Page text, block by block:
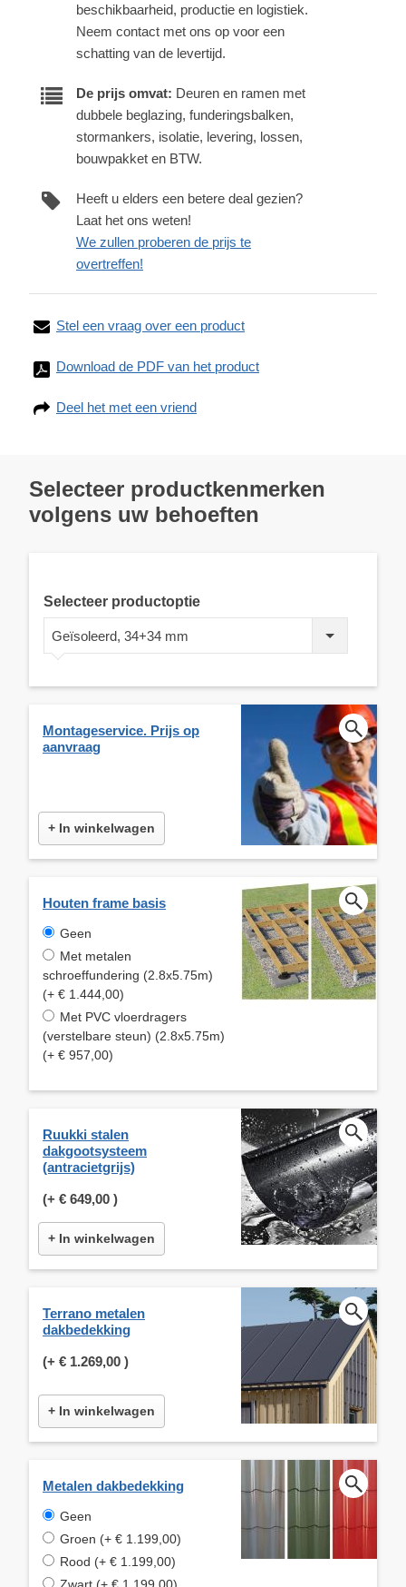
beschikbaarheid, productie en logistiek.
Neem contact met ons op voor een
schatting van de levertijd.
De prijs omvat: Deuren en ramen met
dubbele beglazing, funderingsbalken,
stormankers, isolatie, levering, lossen,
bouwpakket en BTW.
Heeft u elders een betere deal gezien?
Laat het ons weten!
We zullen proberen de prijs te
overtreffen!
Stel een vraag over een product
Download de PDF van het product
Deel het met een vriend
Selecteer productkenmerken
volgens uw behoeften
Selecteer productoptie
Geïsoleerd, 34+34 mm
Montageservice. Prijs op
aanvraag
+ In winkelwagen
Houten frame basis
Geen
Met metalen
schroeffundering (2.8x5.75m)
(+ € 1.444,00)
Met PVC vloerdragers
(verstelbare steun) (2.8x5.75m)
(+ € 957,00)
Ruukki stalen
dakgootsysteem
(antracietgrijs)
(+ € 649,00 )
+ In winkelwagen
Terrano metalen
dakbedekking
(+ € 1.269,00 )
+ In winkelwagen
Metalen dakbedekking
Geen
Groen (+ € 1.199,00)
Rood (+ € 1.199,00)
Zwart (+ € 1.199,00)